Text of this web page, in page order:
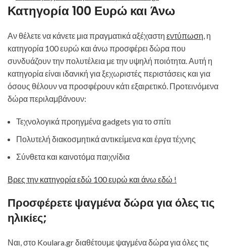
Κατηγορία 100 Ευρώ και Άνω
Αν θέλετε να κάνετε μια πραγματικά αξέχαστη εντύπωση, η
κατηγορία 100 ευρώ και άνω προσφέρει δώρα που
συνδυάζουν την πολυτέλεια με την υψηλή ποιότητα. Αυτή η
κατηγορία είναι ιδανική για ξεχωριστές περιστάσεις και για
όσους θέλουν να προσφέρουν κάτι εξαιρετικό. Προτεινόμενα
δώρα περιλαμβάνουν:
Τεχνολογικά προηγμένα gadgets για το σπίτι
Πολυτελή διακοσμητικά αντικείμενα και έργα τέχνης
Σύνθετα και καινοτόμα παιχνίδια
Βρες την κατηγορία εδώ 100 ευρώ και άνω εδώ !
Προσφέρετε ψαγμένα δώρα για όλες τις
ηλικίες;
Ναι, στο Koulara.gr διαθέτουμε ψαγμένα δώρα για όλες τις